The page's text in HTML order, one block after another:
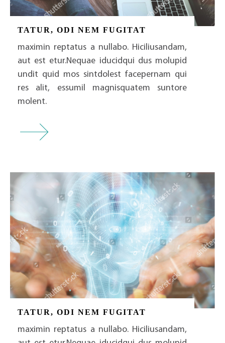
TATUR, ODI NEM FUGITAT
maximin reptatus a nullabo. Hiciliusandam,
aut est etur.Nequae iducidqui dus molupid
undit quid mos sintdolest facepernam qui
res alit, essumil magnisquatem suntore
molent.
TATUR, ODI NEM FUGITAT
maximin reptatus a nullabo. Hiciliusandam,